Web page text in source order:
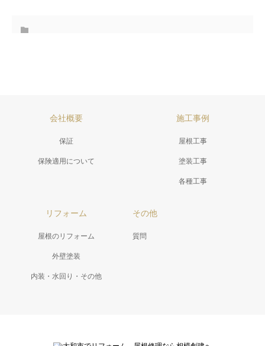
会社概要
保証
保険適用について
施工事例
屋根工事
塗装工事
各種工事
リフォーム
屋根のリフォーム
外壁塗装
内装・水回り・その他
その他
質問